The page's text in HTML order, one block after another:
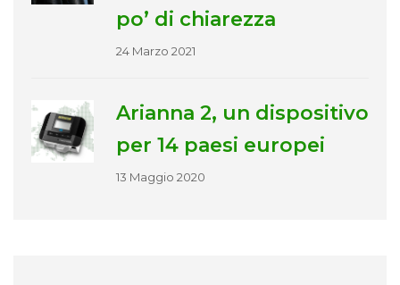
po’ di chiarezza
24 Marzo 2021
Arianna 2, un dispositivo
per 14 paesi europei
13 Maggio 2020